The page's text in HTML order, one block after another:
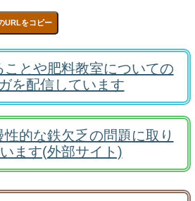
URLをコピー
とや肥料教室についての
を配信しています
的な鉄欠乏の問題に取り
ます(外部サイト)